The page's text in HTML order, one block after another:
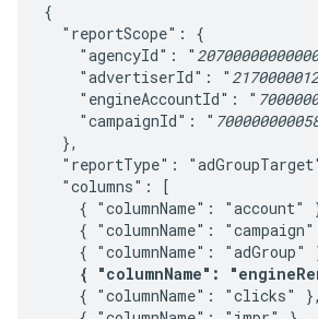
{
  "reportScope": {
    "agencyId": "
    "advertiserId": "
    "engineAccountId": "
    "campaignId": "
  },
"reportType":
  "columns": [
{ "columnName": "account"
{ "columnName": "campaign"
{ "columnName": "adGroup"
{ "columnName":
    { "columnName": "clicks" },